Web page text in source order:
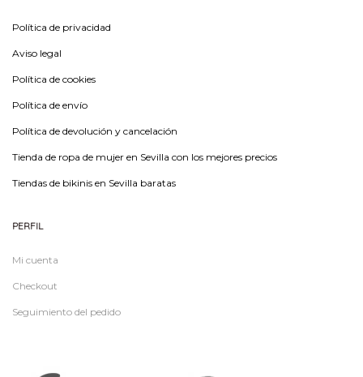
Política de privacidad
Aviso legal
Política de cookies
Política de envío
Política de devolución y cancelación
Tienda de ropa de mujer en Sevilla con los mejores precios
Tiendas de bikinis en Sevilla baratas
PERFIL
Mi cuenta
Checkout
Seguimiento del pedido